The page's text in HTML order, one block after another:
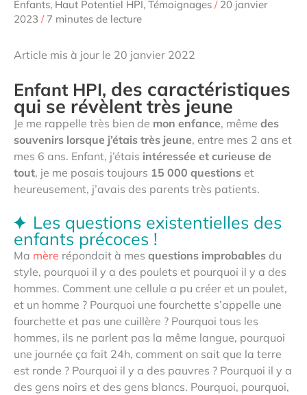
Enfants, Haut Potentiel HPI, Témoignages / 20 janvier
2023 / 7 minutes de lecture
Article mis à jour le 20 janvier 2022
Enfant HPI, des caractéristiques
qui se révèlent très jeune
Je me rappelle très bien de mon enfance, même des
souvenirs lorsque j’étais très jeune, entre mes 2 ans et
mes 6 ans. Enfant, j’étais intéressée et curieuse de
tout, je me posais toujours 15 000 questions et
heureusement, j’avais des parents très patients.
Les questions existentielles des
enfants précoces !
Ma mère répondait à mes questions improbables du
style, pourquoi il y a des poulets et pourquoi il y a des
hommes. Comment une cellule a pu créer et un poulet,
et un homme ? Pourquoi une fourchette s’appelle une
fourchette et pas une cuillère ? Pourquoi tous les
hommes, ils ne parlent pas la même langue, pourquoi
une journée ça fait 24h, comment on sait que la terre
est ronde ? Pourquoi il y a des pauvres ? Pourquoi il y a
des gens noirs et des gens blancs. Pourquoi, pourquoi,